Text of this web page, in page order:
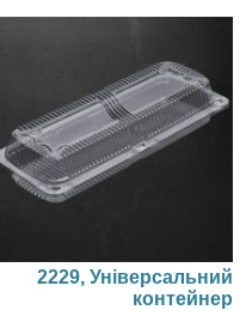
2229, Універсальний
контейнер